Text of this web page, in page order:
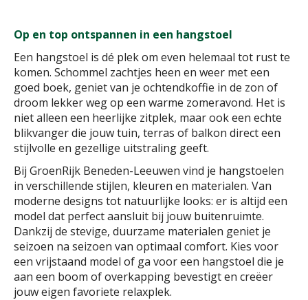
Op en top ontspannen in een hangstoel
Een hangstoel is dé plek om even helemaal tot rust te
komen. Schommel zachtjes heen en weer met een
goed boek, geniet van je ochtendkoffie in de zon of
droom lekker weg op een warme zomeravond. Het is
niet alleen een heerlijke zitplek, maar ook een echte
blikvanger die jouw tuin, terras of balkon direct een
stijlvolle en gezellige uitstraling geeft.
Bij GroenRijk Beneden-Leeuwen vind je hangstoelen
in verschillende stijlen, kleuren en materialen. Van
moderne designs tot natuurlijke looks: er is altijd een
model dat perfect aansluit bij jouw buitenruimte.
Dankzij de stevige, duurzame materialen geniet je
seizoen na seizoen van optimaal comfort. Kies voor
een vrijstaand model of ga voor een hangstoel die je
aan een boom of overkapping bevestigt en creëer
jouw eigen favoriete relaxplek.